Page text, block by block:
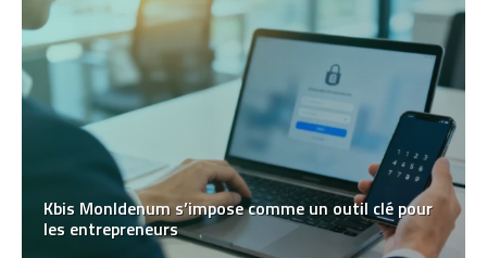
Kbis MonIdenum s’impose comme un outil clé pour
les entrepreneurs